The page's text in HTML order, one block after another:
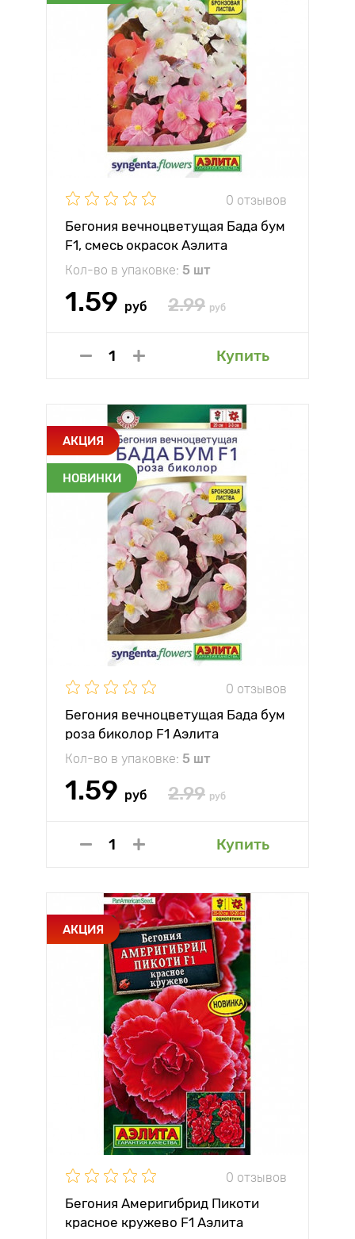
0 отзывов
Бегония вечноцветущая Бада бум
F1, смесь окрасок Аэлита
Кол-во в упаковке: 5 шт
1.59 руб 2.99 руб
Купить
АКЦИЯ
НОВИНКИ
0 отзывов
Бегония вечноцветущая Бада бум
роза биколор F1 Аэлита
Кол-во в упаковке: 5 шт
1.59 руб 2.99 руб
Купить
АКЦИЯ
0 отзывов
Бегония Америгибрид Пикоти
красное кружево F1 Аэлита